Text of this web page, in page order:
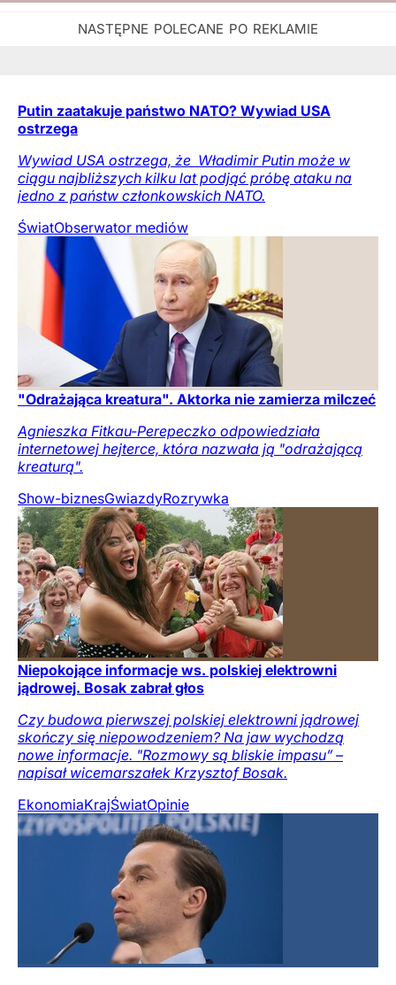
Putin zaatakuje państwo NATO? Wywiad USA
ostrzega
Wywiad USA ostrzega, że ​ Władimir Putin może w
ciągu najbliższych kilku lat podjąć próbę ataku na
jedno z państw członkowskich NATO.
ŚwiatObserwator mediów
"Odrażająca kreatura". Aktorka nie zamierza milczeć
Agnieszka Fitkau-Perepeczko odpowiedziała
internetowej hejterce, która nazwała ją "odrażającą
kreaturą".
Show-biznesGwiazdyRozrywka
Niepokojące informacje ws. polskiej elektrowni
jądrowej. Bosak zabrał głos
Czy budowa pierwszej polskiej elektrowni jądrowej
skończy się niepowodzeniem? Na jaw wychodzą
nowe informacje. "Rozmowy są bliskie impasu” –
napisał wicemarszałek Krzysztof Bosak.
EkonomiaKrajŚwiatOpinie